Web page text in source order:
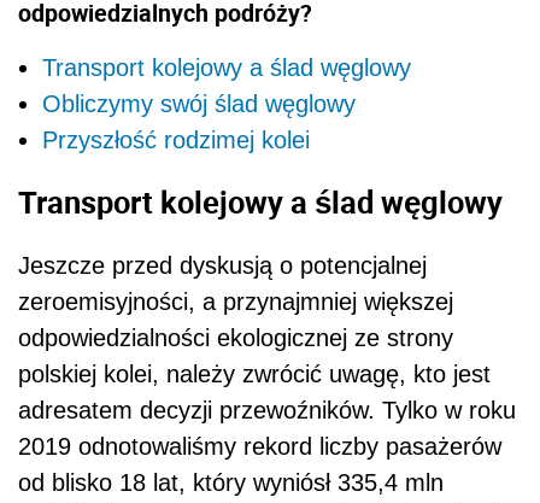
odpowiedzialnych podróży?
Transport kolejowy a ślad węglowy
Obliczymy swój ślad węglowy
Przyszłość rodzimej kolei
Transport kolejowy a ślad węglowy
Jeszcze przed dyskusją o potencjalnej
zeroemisyjności, a przynajmniej większej
odpowiedzialności ekologicznej ze strony
polskiej kolei, należy zwrócić uwagę, kto jest
adresatem decyzji przewoźników. Tylko w roku
2019 odnotowaliśmy rekord liczby pasażerów
od blisko 18 lat, który wyniósł 335,4 mln